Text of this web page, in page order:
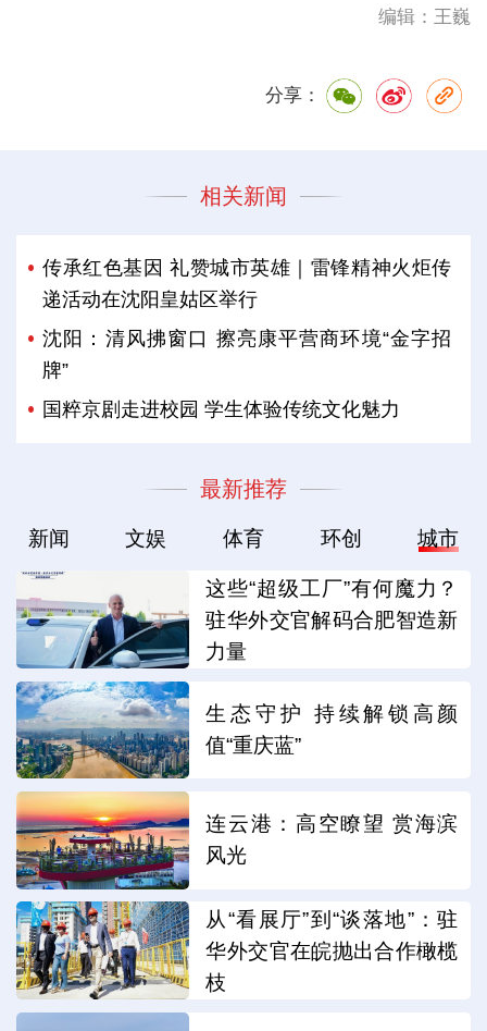
编辑：王巍
分享：
相关新闻
传承红色基因 礼赞城市英雄｜雷锋精神火炬传
递活动在沈阳皇姑区举行
沈阳：清风拂窗口 擦亮康平营商环境“金字招
牌”
国粹京剧走进校园 学生体验传统文化魅力
最新推荐
新闻 文娱 体育 环创 城市
这些“超级工厂”有何魔力？
驻华外交官解码合肥智造新
力量
生态守护 持续解锁高颜
值“重庆蓝”
连云港：高空瞭望 赏海滨
风光
从“看展厅”到“谈落地”：驻
华外交官在皖抛出合作橄榄
枝